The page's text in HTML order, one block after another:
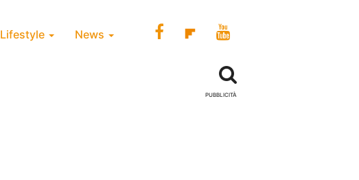
Lifestyle News
PUBBLICITÀ